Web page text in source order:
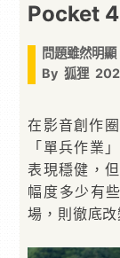
Pocket
問題雖然明
By 狐狸
在影音創作圈
「單兵作業
表現穩健，
幅度多少有
場，則徹底改